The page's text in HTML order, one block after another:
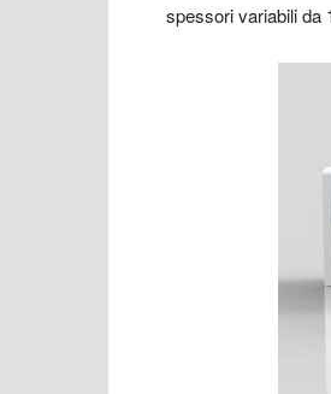
spessori variabili da